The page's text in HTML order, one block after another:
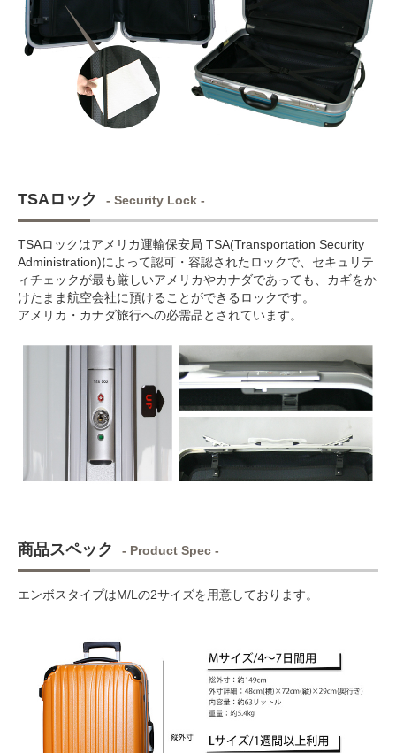
TSAロック - Security Lock -
TSAロックはアメリカ運輸保安局 TSA(Transportation Security
Administration)によって認可・容認されたロックで、セキュリテ
ィチェックが最も厳しいアメリカやカナダであっても、カギをか
けたまま航空会社に預けることができるロックです。
アメリカ・カナダ旅行への必需品とされています。
商品スペック - Product Spec -
エンボスタイプはM/Lの2サイズを用意しております。